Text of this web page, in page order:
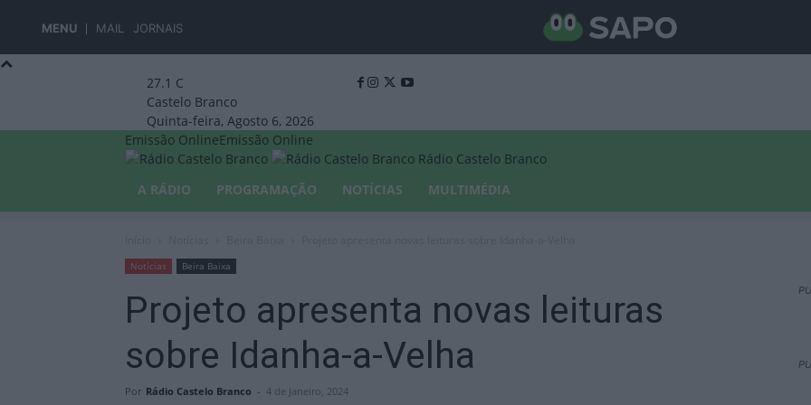
MENU MAIL JORNAIS
27.1 C
Castelo Branco
Quinta-feira, Agosto 6, 2026
Emissão OnlineEmissão Online
Rádio Castelo Branco
A RÁDIO
PROGRAMAÇÃO NOTÍCIAS MULTIMÉDIA
Notícias Beira Baixa
Projeto apresenta novas leituras
sobre Idanha-a-Velha
Por Rádio Castelo Branco - 4 de Janeiro, 2024